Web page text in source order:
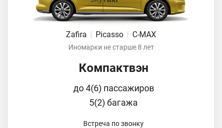
Zafira | Picasso | C-MAX
Иномарки не старше 8 лет
Компактвэн
до 4(6) пассажиров
5(2) багажа
Встреча по звонку